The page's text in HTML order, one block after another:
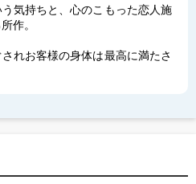
気持ちと、心のこもった恋人施
作。
れお客様の身体は最高に満たさ